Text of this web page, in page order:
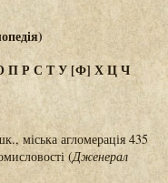
ПРС ТУ[Ф] ХЦЧ
міська агломерація 435
(Дженерал